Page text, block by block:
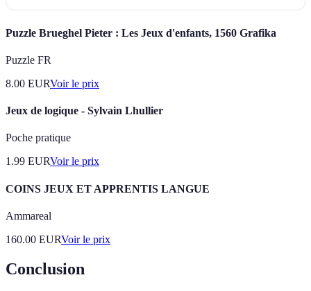
Puzzle Brueghel Pieter : Les Jeux d'enfants, 1560 Grafika
Puzzle FR
8.00 EURVoir le prix
Jeux de logique - Sylvain Lhullier
Poche pratique
1.99 EURVoir le prix
COINS JEUX ET APPRENTIS LANGUE
Ammareal
160.00 EURVoir le prix
Conclusion